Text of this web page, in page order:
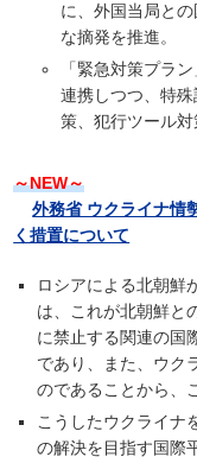
に、外国当局と
な摘発を推進。
「緊急対策プラ
連携しつつ、特
策、犯行ツール
～NEW～
外務省 ウクライナ情
く措置について
ロシアによる北朝鮮
は、これが北朝鮮と
に禁止する関連の国
であり、また、ウク
のであることから、
こうしたウクライナ
の解決を目指す国際